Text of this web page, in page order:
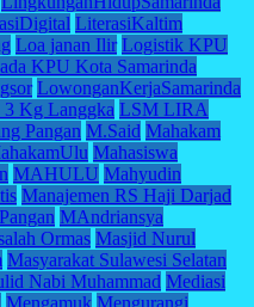
LiterasiKaltim
Loa janan Ilir Logistik KPU
KPU Kota Samarinda
LowonganKerjaSamarinda
Kg Langgka LSM LIRA
Pangan M.Said Mahakam
Mahasiswa
MAHULU Mahyudin
Manajemen RS Haji Darjad
MAndriansya
Ormas Masjid Nurul
Masyarakat Sulawesi Selatan
Nabi Muhammad Mediasi
Mengamuk Mengurangi